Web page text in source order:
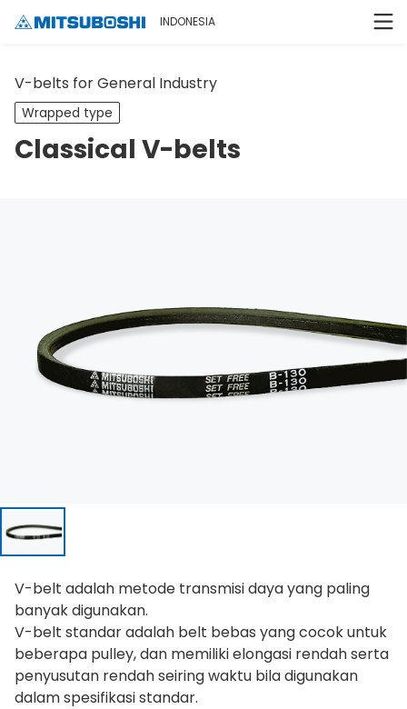
INDONESIA
V-belts for General Industry
Wrapped type
Classical V-belts
V-belt adalah metode transmisi daya yang paling
banyak digunakan.
V-belt standar adalah belt bebas yang cocok untuk
beberapa pulley, dan memiliki elongasi rendah serta
penyusutan rendah seiring waktu bila digunakan
dalam spesifikasi standar.